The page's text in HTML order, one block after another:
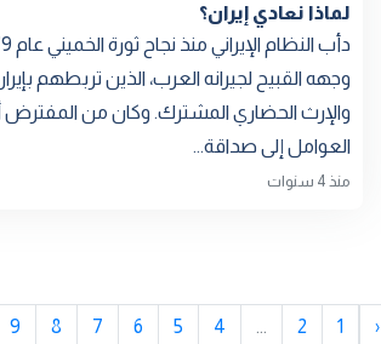
لماذا نعادي إيران؟
وجهه القبيح لجيرانه العرب، الذين تربطهم
والإرث الحضاري المشترك. وكان من المفترض
العوامل إلى صداقة...
منذ 4 سنوات